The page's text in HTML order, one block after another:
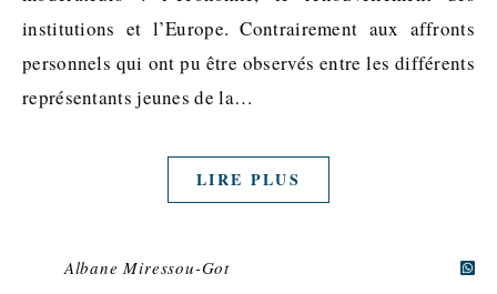
institutions et l’Europe. Contrairement aux affronts
personnels qui ont pu être observés entre les différents
représentants jeunes de la…
LIRE PLUS
Albane Miressou-Got